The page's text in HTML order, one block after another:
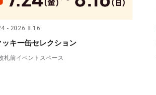
2026.8.16
キー缶セレクション
札前イベントスペース